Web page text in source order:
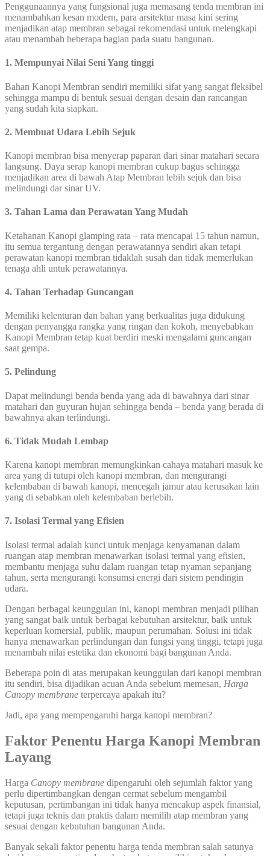
Penggunaannya yang fungsional juga memasang tenda membran ini
menambahkan kesan modern, para arsitektur masa kini sering
menjadikan atap membran sebagai rekomendasi untuk melengkapi
atau menambah beberapa bagian pada suatu bangunan.
1. Mempunyai Nilai Seni Yang tinggi
Bahan Kanopi Membran sendiri memiliki sifat yang sangat fleksibel
sehingga mampu di bentuk sesuai dengan desain dan rancangan
yang sudah kita siapkan.
2. Membuat Udara Lebih Sejuk
Kanopi membran bisa menyerap paparan dari sinar matahari secara
langsung. Daya serap kanopi membran cukup bagus sehingga
menjadikan area di bawah Atap Membran lebih sejuk dan bisa
melindungi dar sinar UV.
3. Tahan Lama dan Perawatan Yang Mudah
Ketahanan Kanopi glamping rata – rata mencapai 15 tahun namun,
itu semua tergantung dengan perawatannya sendiri akan tetapi
perawatan kanopi membran tidaklah susah dan tidak memerlukan
tenaga ahli untuk perawatannya.
4. Tahan Terhadap Guncangan
Memiliki kelenturan dan bahan yang berkualitas juga didukung
dengan penyangga rangka yang ringan dan kokoh, menyebabkan
Kanopi Membran tetap kuat berdiri meski mengalami guncangan
saat gempa.
5. Pelindung
Dapat melindungi benda benda yang ada di bawahnya dari sinar
matahari dan guyuran hujan sehingga benda – benda yang berada di
bawahnya akan terlindungi.
6. Tidak Mudah Lembap
Karena kanopi membran memungkinkan cahaya matahari masuk ke
area yang di tutupi oleh kanopi membran, dan mengurangi
kelembaban di bawah kanopi, mencegah jamur atau kerusakan lain
yang di sebabkan oleh kelembaban berlebih.
7. Isolasi Termal yang Efisien
Isolasi termal adalah kunci untuk menjaga kenyamanan dalam
ruangan atap membran menawarkan isolasi termal yang efisien,
membantu menjaga suhu dalam ruangan tetap nyaman sepanjang
tahun, serta mengurangi konsumsi energi dari sistem pendingin
udara.
Dengan berbagai keunggulan ini, kanopi membran menjadi pilihan
yang sangat baik untuk berbagai kebutuhan arsitektur, baik untuk
keperluan komersial, publik, maupun perumahan. Solusi ini tidak
hanya menawarkan perlindungan dan fungsi yang tinggi, tetapi juga
menambah nilai estetika dan ekonomi bagi bangunan Anda.
Beberapa poin di atas merupakan keunggulan dari kanopi membran
itu sendiri, bisa dijadikan acuan Anda sebelum memesan, Harga
Canopy membrane terpercaya apakah itu?
Jadi, apa yang mempengaruhi harga kanopi membran?
Faktor Penentu Harga Kanopi Membran
Layang
Harga Canopy membrane dipengaruhi oleh sejumlah faktor yang
perlu dipertimbangkan dengan cermat sebelum mengambil
keputusan, pertimbangan ini tidak hanya mencakup aspek finansial,
tetapi juga teknis dan praktis dalam memilih atap membran yang
sesuai dengan kebutuhan bangunan Anda.
Banyak sekali faktor penentu harga tenda membran salah satunya